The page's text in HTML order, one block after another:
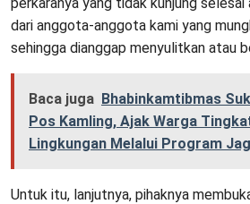
dari anggota-anggota kami yang
sehingga dianggap menyulitkan atau
Baca juga Bhabinkamtibmas
Pos Kamling, Ajak Warga
Lingkungan Melalui Program
Untuk itu, lanjutnya, pihaknya